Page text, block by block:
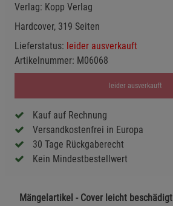
Verlag: Kopp Verlag
Hardcover, 319 Seiten
Lieferstatus: leider ausverkauft
Artikelnummer: M06068
leider ausverkauft
Kauf auf Rechnung
Versandkostenfrei in Europa
30 Tage Rückgaberecht
Kein Mindestbestellwert
Mängelartikel - Cover leicht beschädigt